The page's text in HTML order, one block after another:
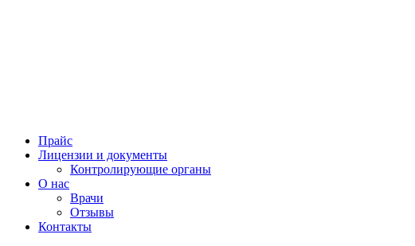
Прайс
Лицензии и документы
Контролирующие органы
О нас
Врачи
Отзывы
Контакты